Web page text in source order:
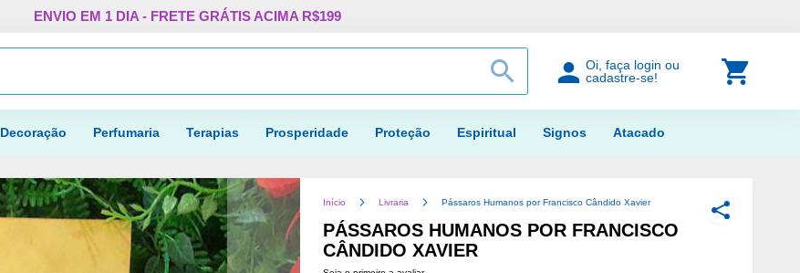
Pular
o
ENVIO EM 1 DIA - FRETE GRÁTIS ACIMA R$199
Procurar
PROCURAR
Oi, faça login ou
cadastre-se!
Decoração Perfumaria Terapias Prosperidade Proteção Espiritual Signos Atacado
Início Livraria Pássaros Humanos por Francisco Cândido Xavier
PÁSSAROS HUMANOS POR FRANCISCO
CÂNDIDO XAVIER